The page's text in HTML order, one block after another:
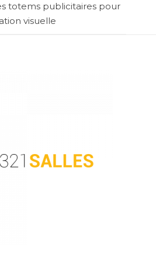
totems publicitaires pour
visuelle